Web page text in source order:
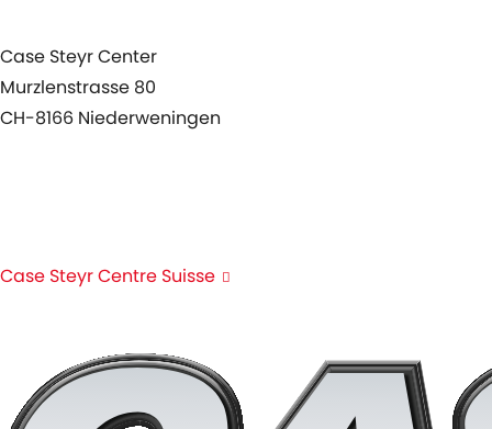
Case Steyr Center
Murzlenstrasse 80
CH-8166 Niederweningen
Case Steyr Centre Suisse